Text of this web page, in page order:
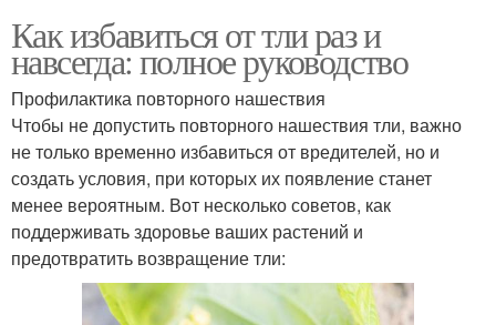
Как избавиться от тли раз и
навсегда: полное руководство
Профилактика повторного нашествия
Чтобы не допустить повторного нашествия тли, важно
не только временно избавиться от вредителей, но и
создать условия, при которых их появление станет
менее вероятным. Вот несколько советов, как
поддерживать здоровье ваших растений и
предотвратить возвращение тли: